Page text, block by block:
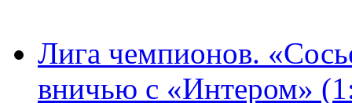
Лига чемпионов.
вничью с «Интером»